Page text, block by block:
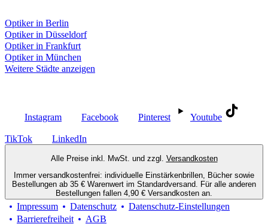
Optiker in Berlin
Optiker in Düsseldorf
Optiker in Frankfurt
Optiker in München
Weitere Städte anzeigen
Instagram Facebook Pinterest Youtube
TikTok LinkedIn
Alle Preise inkl. MwSt. und zzgl. Versandkosten
Immer versandkostenfrei: individuelle Einstärkenbrillen, Bücher sowie
Bestellungen ab 35 € Warenwert im Standardversand. Für alle anderen
Bestellungen fallen 4,90 € Versandkosten an.
Impressum Datenschutz
Datenschutz-Einstellungen
Barrierefreiheit
AGB